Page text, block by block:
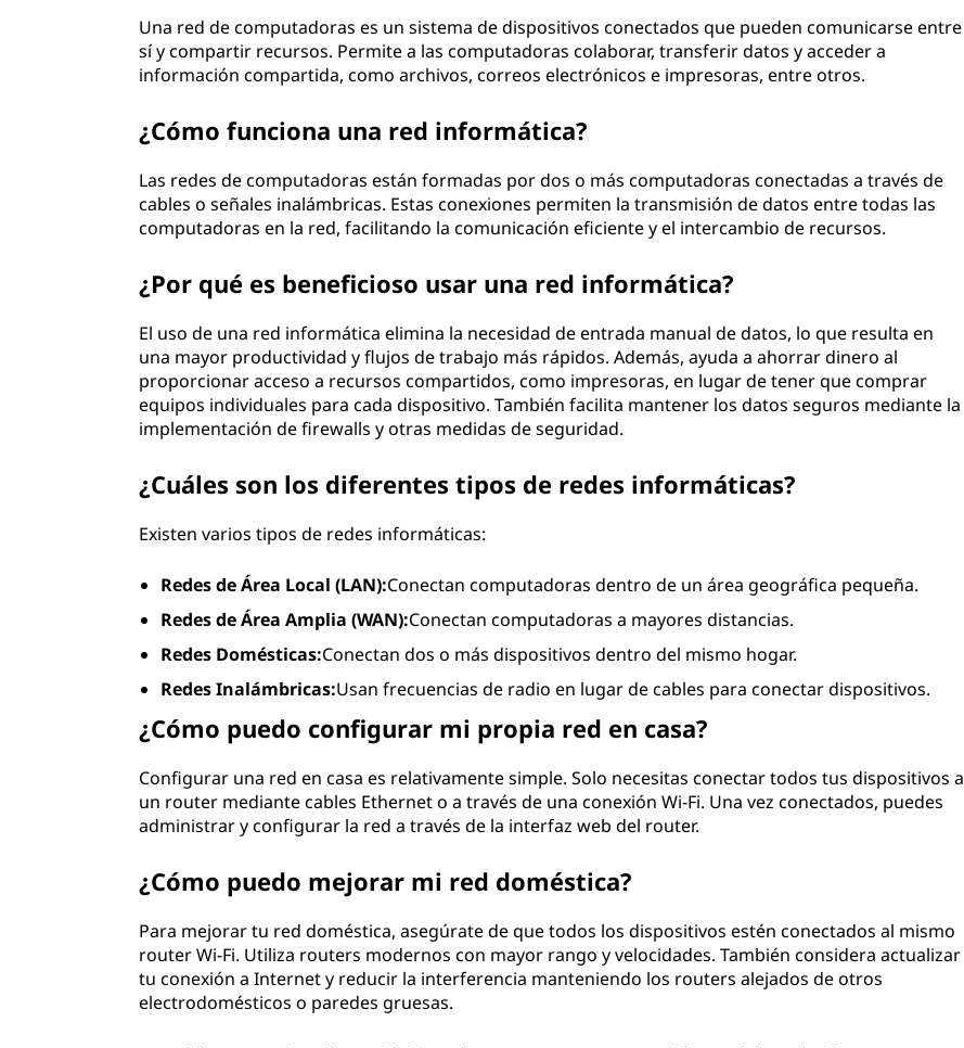
Una red de computadoras es un sistema de dispositivos conectados que pueden comunicarse entre
sí y compartir recursos. Permite a las computadoras colaborar, transferir datos y acceder a
información compartida, como archivos, correos electrónicos e impresoras, entre otros.
¿Cómo funciona una red informática?
Las redes de computadoras están formadas por dos o más computadoras conectadas a través de
cables o señales inalámbricas. Estas conexiones permiten la transmisión de datos entre todas las
computadoras en la red, facilitando la comunicación eficiente y el intercambio de recursos.
¿Por qué es beneficioso usar una red informática?
El uso de una red informática elimina la necesidad de entrada manual de datos, lo que resulta en
una mayor productividad y flujos de trabajo más rápidos. Además, ayuda a ahorrar dinero al
proporcionar acceso a recursos compartidos, como impresoras, en lugar de tener que comprar
equipos individuales para cada dispositivo. También facilita mantener los datos seguros mediante la
implementación de firewalls y otras medidas de seguridad.
¿Cuáles son los diferentes tipos de redes informáticas?
Existen varios tipos de redes informáticas:
Redes de Área Local (LAN):Conectan computadoras dentro de un área geográfica pequeña.
Redes de Área Amplia (WAN):Conectan computadoras a mayores distancias.
Redes Domésticas:Conectan dos o más dispositivos dentro del mismo hogar.
Redes Inalámbricas:Usan frecuencias de radio en lugar de cables para conectar dispositivos.
¿Cómo puedo configurar mi propia red en casa?
Configurar una red en casa es relativamente simple. Solo necesitas conectar todos tus dispositivos a
un router mediante cables Ethernet o a través de una conexión Wi-Fi. Una vez conectados, puedes
administrar y configurar la red a través de la interfaz web del router.
¿Cómo puedo mejorar mi red doméstica?
Para mejorar tu red doméstica, asegúrate de que todos los dispositivos estén conectados al mismo
router Wi-Fi. Utiliza routers modernos con mayor rango y velocidades. También considera actualizar
tu conexión a Internet y reducir la interferencia manteniendo los routers alejados de otros
electrodomésticos o paredes gruesas.